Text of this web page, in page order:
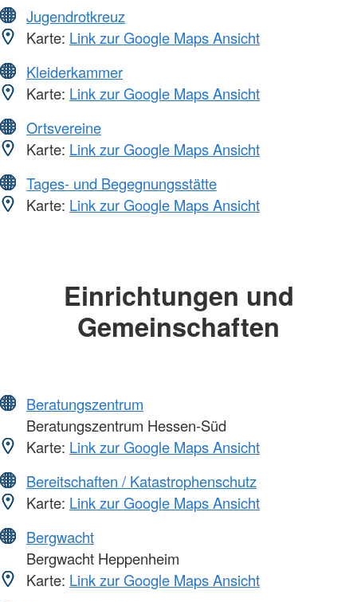
Jugendrotkreuz
Karte: Link zur Google Maps Ansicht
Kleiderkammer
Karte: Link zur Google Maps Ansicht
Ortsvereine
Karte: Link zur Google Maps Ansicht
Tages- und Begegnungsstätte
Karte: Link zur Google Maps Ansicht
Einrichtungen und
Gemeinschaften
Beratungszentrum
Beratungszentrum Hessen-Süd
Karte: Link zur Google Maps Ansicht
Bereitschaften / Katastrophenschutz
Karte: Link zur Google Maps Ansicht
Bergwacht
Bergwacht Heppenheim
Karte: Link zur Google Maps Ansicht